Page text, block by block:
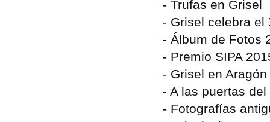
- Trufas en Grisel
- Grisel celebra el
- Álbum de Fotos
- Premio SIPA
- Grisel en
- A las puertas
- Fotografías